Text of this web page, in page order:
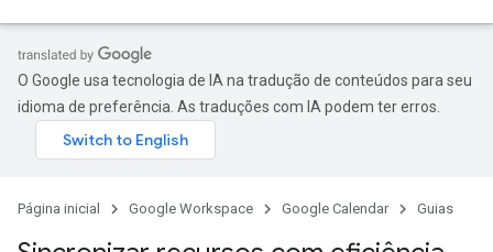
O Google usa tecnologia de IA na tradução de conteúdos para seu
idioma de preferência. As traduções com IA podem ter erros.
Página inicial Google Workspace Google Calendar Guias